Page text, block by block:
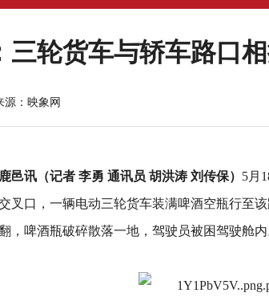
三轮货车与轿车路口
源：映象网
邑讯（记者 李勇 通讯员 胡洪涛 刘传保） 5月
叉口，一辆电动三轮货车装满啤酒空瓶行至
，啤酒瓶破碎散落一地，驾驶员被困驾驶舱